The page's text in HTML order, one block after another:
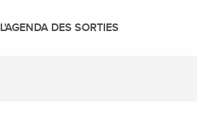
L'AGENDA DES SORTIES